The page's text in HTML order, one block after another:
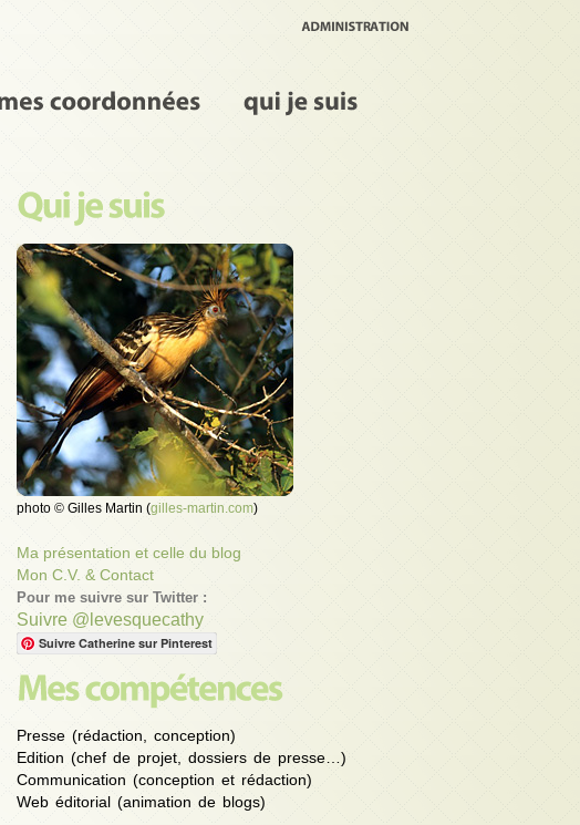
photo © Gilles Martin (gilles-martin.com)
Ma présentation et celle du blog
Mon C.V. & Contact
Pour me suivre sur Twitter :
Suivre @levesquecathy
Suivre Catherine sur Pinterest
Presse (rédaction, conception)
Edition (chef de projet, dossiers de presse…)
Communication (conception et rédaction)
Web éditorial (animation de blogs)